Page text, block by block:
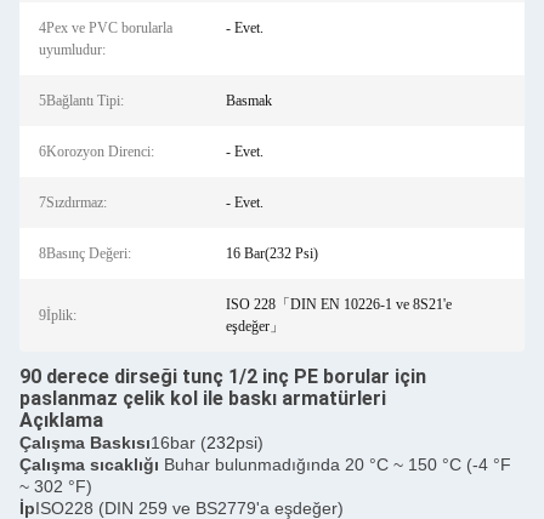
4Pex ve PVC borularla
uyumludur:
- Evet.
5Bağlantı Tipi: Basmak
6Korozyon Direnci: - Evet.
7Sızdırmaz: - Evet.
8Basınç Değeri: 16 Bar(232 Psi)
9İplik:
ISO 228「DIN EN 10226-1 ve 8S21'e
eşdeğer」
90 derece dirseği tunç 1/2 inç PE borular için
paslanmaz çelik kol ile baskı armatürleri
Açıklama
Çalışma Baskısı16bar (232psi)
Çalışma sıcaklığı Buhar bulunmadığında 20 °C ~ 150 °C (-4 °F
~ 302 °F)
İpISO228 (DIN 259 ve BS2779'a eşdeğer)